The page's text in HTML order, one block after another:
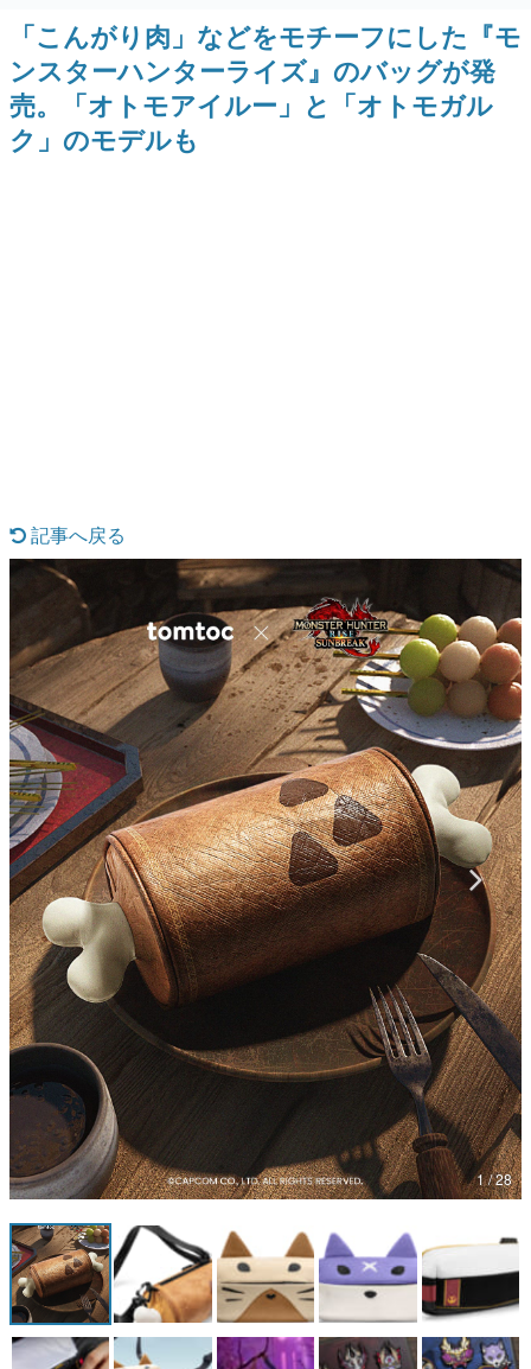
ゲームの企画書
名作ゲームクリエイターの方々に製作時のエピソードをお
聞きし、ヒットする企画（ゲーム）とは何か？を探ってい
きます。
赫本
この物語を解いてはいけない。『赫本』は、〈試験問題〉
なんでゲームは面白い？
ゲーム開発者・hamatsu氏がゲームの魅力を画面や操作の
具体的な形から解き明かしていく、硬派で骨太な評論連載
です。
ゲームが変えた日本語
「経験値」「裏技」「ラスボス」… ゲームにまつわる言葉
の起源や用法の変遷を、コンピューター文化史研究家・タ
イニーP氏が徹底調査。
カテゴリ
特集記事
マンガ
女性向け
アプリレビュー
その他
電ファミニコゲーマーとは？
運営：株式会社マレ
ョン」が8月下旬より発売
アップショップが開催へ。マン
ガの舞台である群馬の「イオン
モール高崎」にて、8月11日か
ら8月20日までの期間限定で開
催予定
「こんがり肉」などをモチーフにした『モ
ンスターハンターライズ』のバッグが発
売。「オトモアイルー」と「オトモガル
ク」のモデルも
記事へ戻る
1 / 28